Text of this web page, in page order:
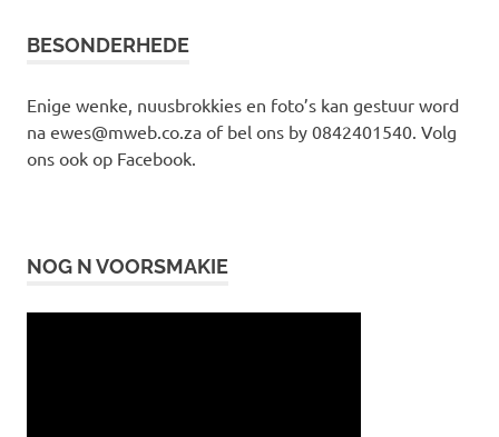
BESONDERHEDE
Enige wenke, nuusbrokkies en foto’s kan gestuur word
na ewes@mweb.co.za of bel ons by 0842401540. Volg
ons ook op Facebook.
NOG N VOORSMAKIE